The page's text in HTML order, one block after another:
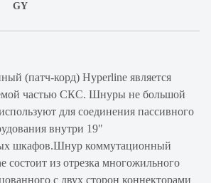
GY
(патч-корд) Hyperline является
частью СКС. Шнуры не большой
для соединения пассивного
внутри 19"
шкафов.Шнур коммутационный
состоит из отрезка многожильного
с двух сторон коннекторами